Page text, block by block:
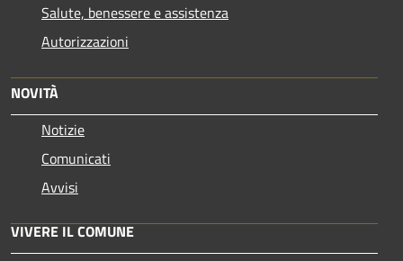
Salute, benessere e assistenza
Autorizzazioni
NOVITÀ
Notizie
Comunicati
Avvisi
VIVERE IL COMUNE